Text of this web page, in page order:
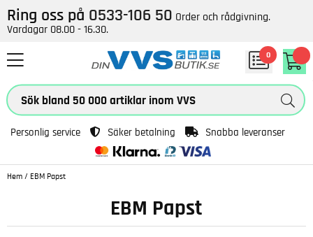
Ring oss på 0533-106 50 Order och rådgivning.
Vardagar 08.00 - 16.30.
0
Personlig service Säker betalning Snabba leveranser
Hem / EBM Papst
EBM Papst